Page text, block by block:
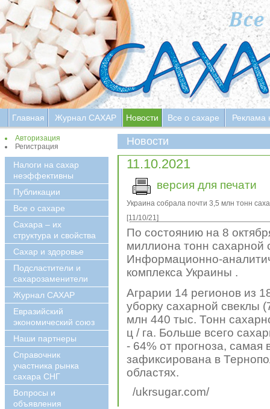
Главная Журнал САХАР Новости Все о сахаре Реклама
Авторизация
Регистрация
Налоги на сахар
неэффективны
Публикации
Все о сахаре
Сахара – их
структура и свойства
Сахар и здоровье
Подсластители и
сахарозаменители
Журнал САХАР
Евразийский
экономический союз
Наши партнеры
Справочник
участника рынка
сахара СНГ
Вопросы и
объявления
Новости
11.10.2021
версия для печати
Украина собрала почти 3,5 млн тонн
[11/10/21]
По состоянию на 8
миллиона тонн
Информационно-
комплекса Украины .
Аграрии 14 регионов из
уборку сахарной свеклы
млн 440 тыс. Тонн
ц / га. Больше всего
- 64% от прогноза, самая
зафиксирована в
областях.
/ukrsugar.com/